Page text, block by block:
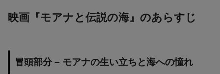
映画『モアナと伝説の海』のあらすじ
冒頭部分 – モアナの生い立ちと海への憧れ